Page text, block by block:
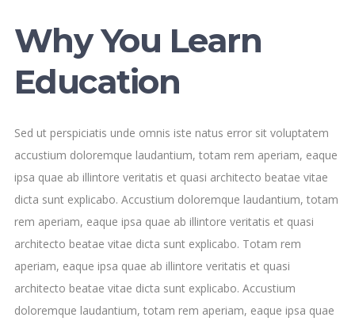
Why You Learn
Education
Sed ut perspiciatis unde omnis iste natus error sit voluptatem
accustium doloremque laudantium, totam rem aperiam, eaque
ipsa quae ab illintore veritatis et quasi architecto beatae vitae
dicta sunt explicabo. Accustium doloremque laudantium, totam
rem aperiam, eaque ipsa quae ab illintore veritatis et quasi
architecto beatae vitae dicta sunt explicabo. Totam rem
aperiam, eaque ipsa quae ab illintore veritatis et quasi
architecto beatae vitae dicta sunt explicabo. Accustium
doloremque laudantium, totam rem aperiam, eaque ipsa quae